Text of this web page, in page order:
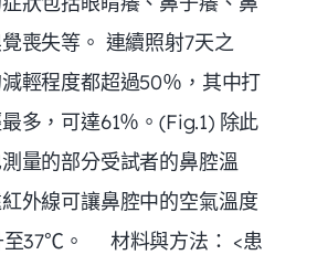
喪失等。 連續照射7天之
輕程度都超過50％，其中打
多，可達61％。(Fig.1) 除此
量的部分受試者的鼻腔溫
外線可讓鼻腔中的空氣溫度
至37℃。 材料與方法： <患